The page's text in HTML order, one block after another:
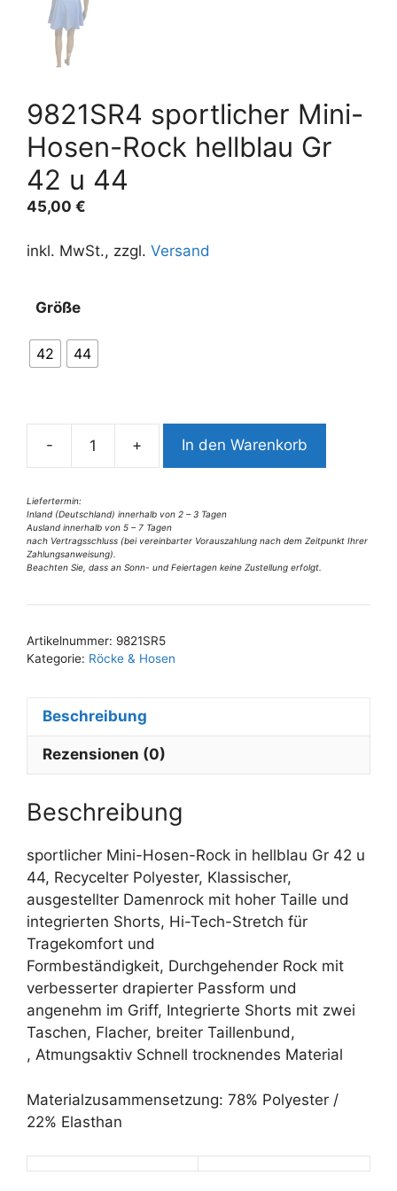
9821SR4 sportlicher Mini-
Hosen-Rock hellblau Gr
42 u 44
45,00 €
inkl. MwSt., zzgl. Versand
Größe
42 44
-
9821SR4
Hosen-
Rock
hellblau
42
u
44
+ In den Warenkorb
Liefertermin:
Inland (Deutschland) innerhalb von 2 – 3 Tagen
Ausland innerhalb von 5 – 7 Tagen
nach Vertragsschluss (bei vereinbarter Vorauszahlung nach dem Zeitpunkt Ihrer
Zahlungsanweisung).
Beachten Sie, dass an Sonn- und Feiertagen keine Zustellung erfolgt.
t
e
a
i
v
e
:
Artikelnummer: 9821SR5
Kategorie: Röcke & Hosen
Beschreibung
Rezensionen (0)
Beschreibung
sportlicher Mini-Hosen-Rock in hellblau Gr 42 u
44, Recycelter Polyester, Klassischer,
ausgestellter Damenrock mit hoher Taille und
integrierten Shorts, Hi-Tech-Stretch für
Tragekomfort und
Formbeständigkeit, Durchgehender Rock mit
verbesserter drapierter Passform und
angenehm im Griff, Integrierte Shorts mit zwei
Taschen, Flacher, breiter Taillenbund,
, Atmungsaktiv Schnell trocknendes Material
Materialzusammensetzung: 78% Polyester /
22% Elasthan